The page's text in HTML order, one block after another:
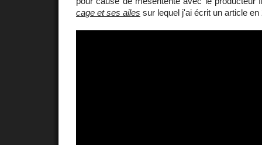
cage et ses ailes sur lequel j'ai écrit un article en